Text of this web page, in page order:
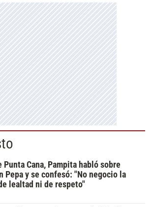
Punta Cana, Pampita habló sobre
Pepa y se confesó: "No negocio la
lealtad ni de respeto"